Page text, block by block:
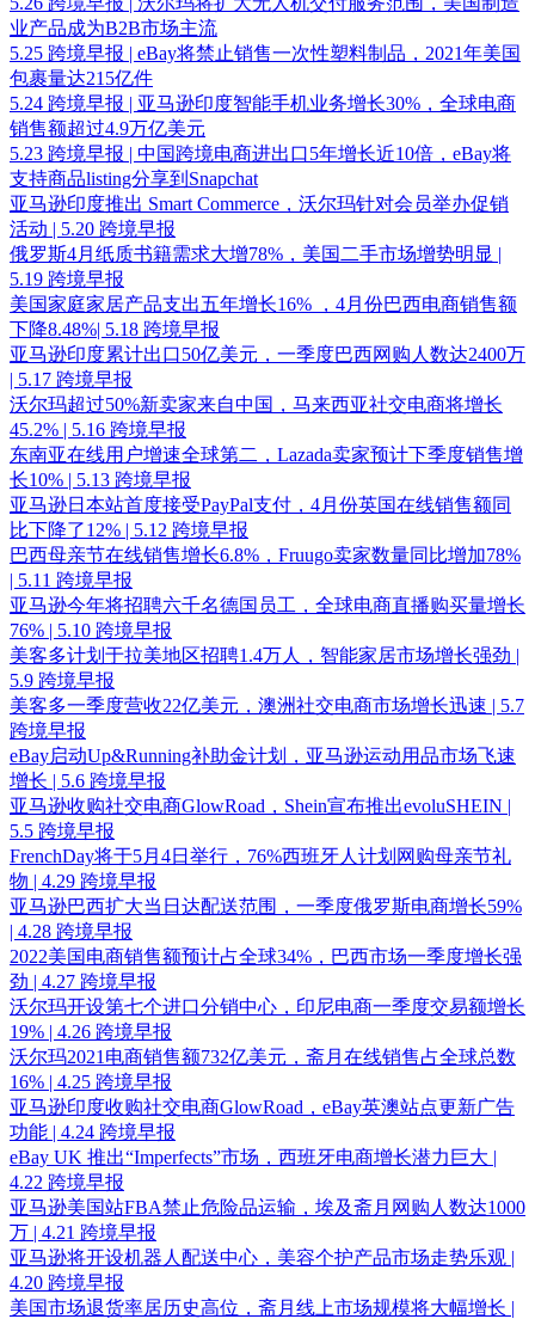
业产品成为B2B市场主流
5.25 跨境早报 | eBay将禁止销售一次性塑料制品，2021年美国
包裹量达215亿件
5.24 跨境早报 | 亚马逊印度智能手机业务增长30%，全球电商
销售额超过4.9万亿美元
5.23 跨境早报 | 中国跨境电商进出口5年增长近10倍，eBay将
支持商品listing分享到Snapchat
亚马逊印度推出 Smart Commerce，沃尔玛针对会员举办促销
活动 | 5.20 跨境早报
俄罗斯4月纸质书籍需求大增78%，美国二手市场增势明显 |
5.19 跨境早报
美国家庭家居产品支出五年增长16% ，4月份巴西电商销售额
下降8.48%| 5.18 跨境早报
亚马逊印度累计出口50亿美元，一季度巴西网购人数达2400万
| 5.17 跨境早报
沃尔玛超过50%新卖家来自中国，马来西亚社交电商将增长
45.2% | 5.16 跨境早报
东南亚在线用户增速全球第二，Lazada卖家预计下季度销售增
长10% | 5.13 跨境早报
亚马逊日本站首度接受PayPal支付，4月份英国在线销售额同
比下降了12% | 5.12 跨境早报
巴西母亲节在线销售增长6.8%，Fruugo卖家数量同比增加78%
| 5.11 跨境早报
亚马逊今年将招聘六千名德国员工，全球电商直播购买量增长
76% | 5.10 跨境早报
美客多计划于拉美地区招聘1.4万人，智能家居市场增长强劲 |
5.9 跨境早报
美客多一季度营收22亿美元，澳洲社交电商市场增长迅速 | 5.7
跨境早报
eBay启动Up&Running补助金计划，亚马逊运动用品市场飞速
增长 | 5.6 跨境早报
亚马逊收购社交电商GlowRoad，Shein宣布推出evoluSHEIN |
5.5 跨境早报
FrenchDay将于5月4日举行，76%西班牙人计划网购母亲节礼
物 | 4.29 跨境早报
亚马逊巴西扩大当日达配送范围，一季度俄罗斯电商增长59%
| 4.28 跨境早报
2022美国电商销售额预计占全球34%，巴西市场一季度增长强
劲 | 4.27 跨境早报
沃尔玛开设第七个进口分销中心，印尼电商一季度交易额增长
19% | 4.26 跨境早报
沃尔玛2021电商销售额732亿美元，斋月在线销售占全球总数
16% | 4.25 跨境早报
亚马逊印度收购社交电商GlowRoad，eBay英澳站点更新广告
功能 | 4.24 跨境早报
eBay UK 推出“Imperfects”市场，西班牙电商增长潜力巨大 |
4.22 跨境早报
亚马逊美国站FBA禁止危险品运输，埃及斋月网购人数达1000
万 | 4.21 跨境早报
亚马逊将开设机器人配送中心，美容个护产品市场走势乐观 |
4.20 跨境早报
美国市场退货率居历史高位，斋月线上市场规模将大幅增长 |